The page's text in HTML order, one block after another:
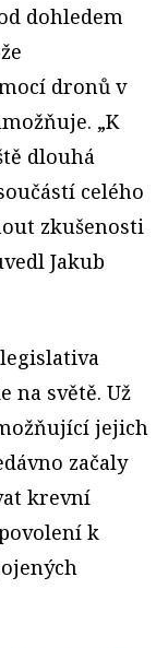
dohledem
dronů v
„K
dlouhá
celého
zkušenosti
Jakub
na světě. Už
jejich
začaly
krevní
k